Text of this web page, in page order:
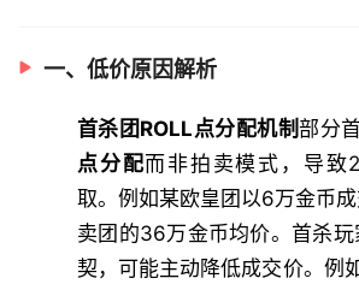
一、低价原因解析
首杀团ROLL点分配机制部分
点分配而非拍卖模式，导致
取。例如某欧皇团以6万金币
卖团的36万金币均价。首杀
契，可能主动降低成交价。例